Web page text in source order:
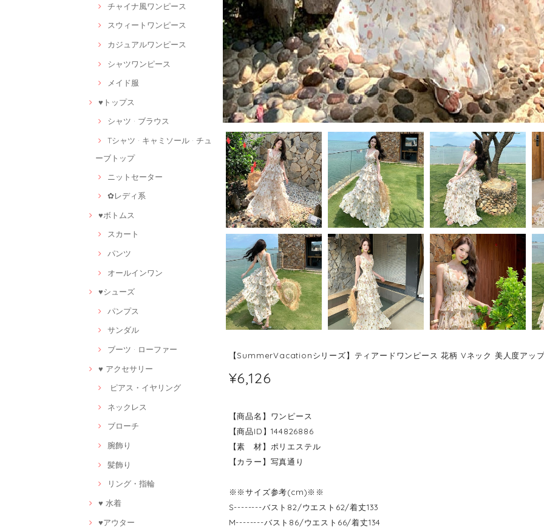
チャイナ風ワンピース
スウィートワンピース
カジュアルワンピース
シャツワンピース
メイド服
♥トップス
シャツ · ブラウス
Tシャツ · キャミソール · チュ
ーブトップ
ニットセーター
✿レディ系
♥ボトムス
スカート
パンツ
オールインワン
♥シューズ
パンプス
サンダル
ブーツ · ローファー
♥ アクセサリー
ピアス・イヤリング
ネックレス
ブローチ
腕飾り
髪飾り
リング・指輪
♥ 水着
♥アウター
【SummerVacationシリーズ】ティアードワンピース 花柄 Vネック 美人度アッ
¥6,126
【商品名】ワンピース
【商品ID】144826886
【素 材】ポリエステル
【カラー】写真通り
※※サイズ参考(cm)※※
S--------バスト82/ウエスト62/着丈133
M--------バスト86/ウエスト66/着丈134